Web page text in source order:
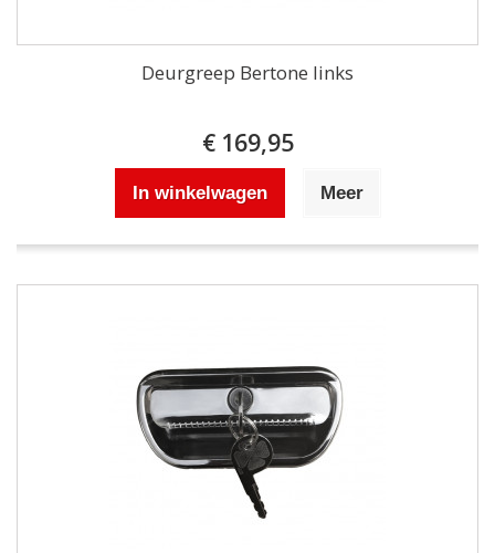
Deurgreep Bertone links
€ 169,95
In winkelwagen Meer